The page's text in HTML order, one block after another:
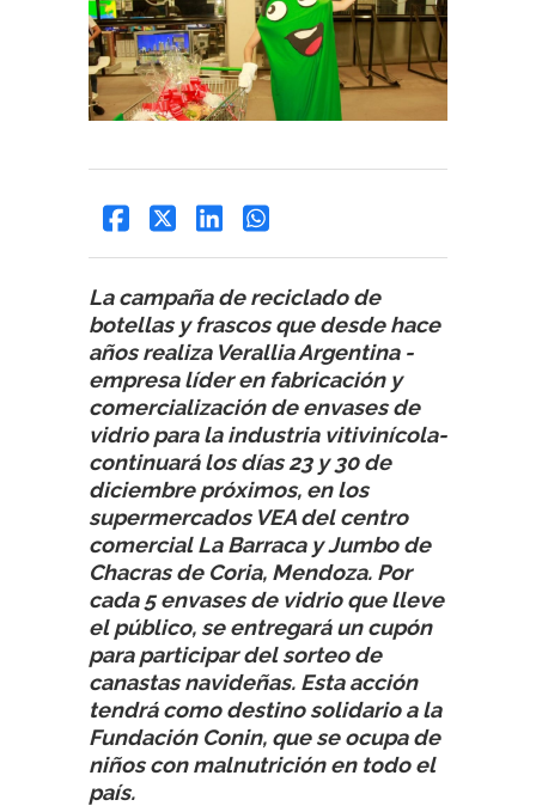
La campaña de reciclado de
botellas y frascos que desde hace
años realiza Verallia Argentina -
empresa líder en fabricación y
comercialización de envases de
vidrio para la industria vitivinícola-
continuará los días 23 y 30 de
diciembre próximos, en los
supermercados VEA del centro
comercial La Barraca y Jumbo de
Chacras de Coria, Mendoza. Por
cada 5 envases de vidrio que lleve
el público, se entregará un cupón
para participar del sorteo de
canastas navideñas. Esta acción
tendrá como destino solidario a la
Fundación Conin, que se ocupa de
niños con malnutrición en todo el
país.